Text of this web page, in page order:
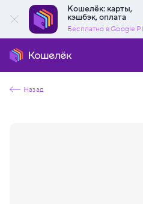
Кошелёк: карты,
кэшбэк, оплата
Бесплатно в Google
Назад